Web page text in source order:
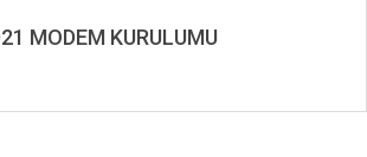
MODEM KURULUMU